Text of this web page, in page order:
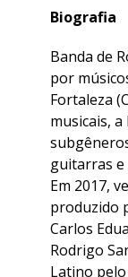
Biografia
Banda de
por
Fortaleza
musicais,
guitarras e
Em 2017,
produzido
Carlos
Rodrigo
Latino